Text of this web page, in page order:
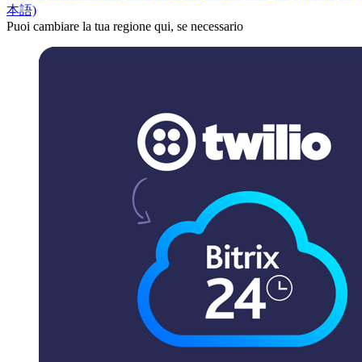
本語)
Puoi cambiare la tua regione qui, se necessario